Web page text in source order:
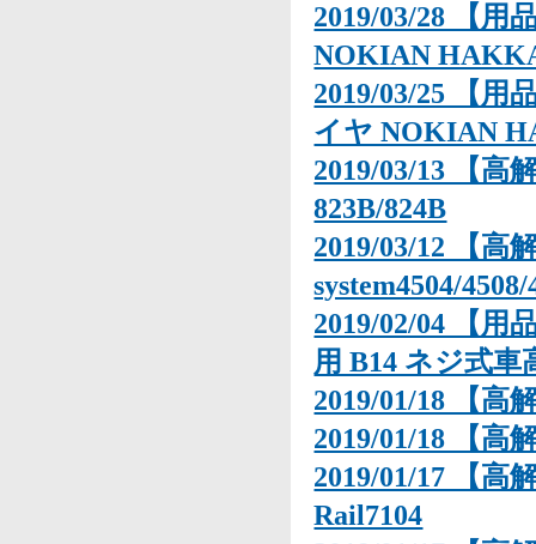
2019/03/28 【用
NOKIAN
2019/03/25 【用
イヤ NOKIAN
2019/03/13 【高
823B/824B
2019/03/12 【高
system4504/4508/
2019/02/04 【用
用 B14 ネジ式車
2019/01/18 【高
2019/01/18 【高
2019/01/17 【高
Rail7104